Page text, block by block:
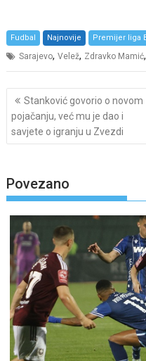
Fudbal Najnovije Premijer liga
Sarajevo,Velež, Zdravko Mamić,
Post
navigation
Stanković govorio o novom
pojačanju, već mu je dao i
savjete o igranju u Zvezdi
Povezano